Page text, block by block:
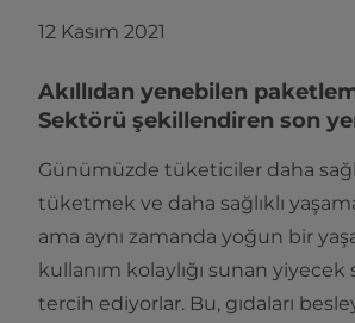
12 Kasım 2021
Akıllıdan yenebilen
Sektörü şekillendiren son
Günümüzde tüketiciler daha
tüketmek ve daha sağlıklı
ama aynı zamanda yoğun bir
kullanım kolaylığı sunan
tercih ediyorlar. Bu, gıdaları